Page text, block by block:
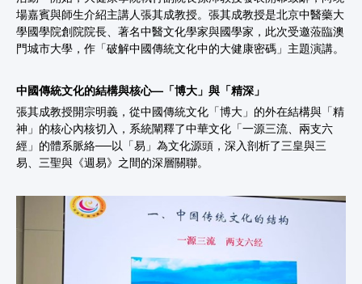
場嘉賓與師生介紹主講人張其成教授。張其成教授是北京中醫藥大
學國學院創院院長、著名中醫文化學家與國學家，此次受邀蒞臨澳
門城市大學，作「破解中國傳統文化中的大健康密碼」主題演講。
中國傳統文化的結構與核心—「博大」與「精深」
張其成教授開宗明義，從中國傳統文化「博大」的外在結構與「精
神」的核心內核切入，系統闡釋了中華文化「一源三流、兩支六
經」的體系脈絡──以「易」為文化源頭，深入剖析了三皇與三
易、三聖與《週易》之間的深層關聯。